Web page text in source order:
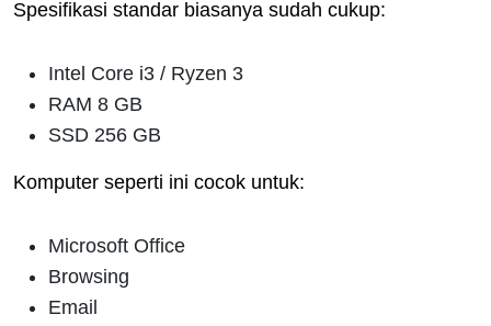
Spesifikasi standar biasanya sudah cukup:
Intel Core i3 / Ryzen 3
RAM 8 GB
SSD 256 GB
Komputer seperti ini cocok untuk:
Microsoft Office
Browsing
Email